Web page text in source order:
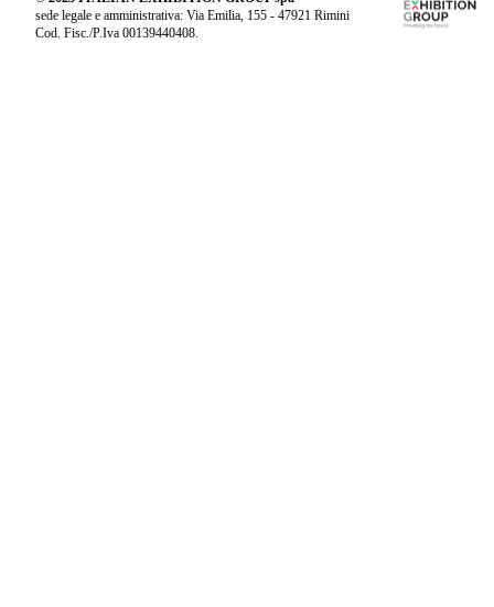
sede legale e amministrativa: Via Emilia, 155 - 47921 Rimini
Cod. Fisc./P.Iva 00139440408.